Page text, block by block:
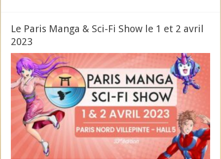
Le Paris Manga & Sci-Fi Show le 1 et 2 avril
2023